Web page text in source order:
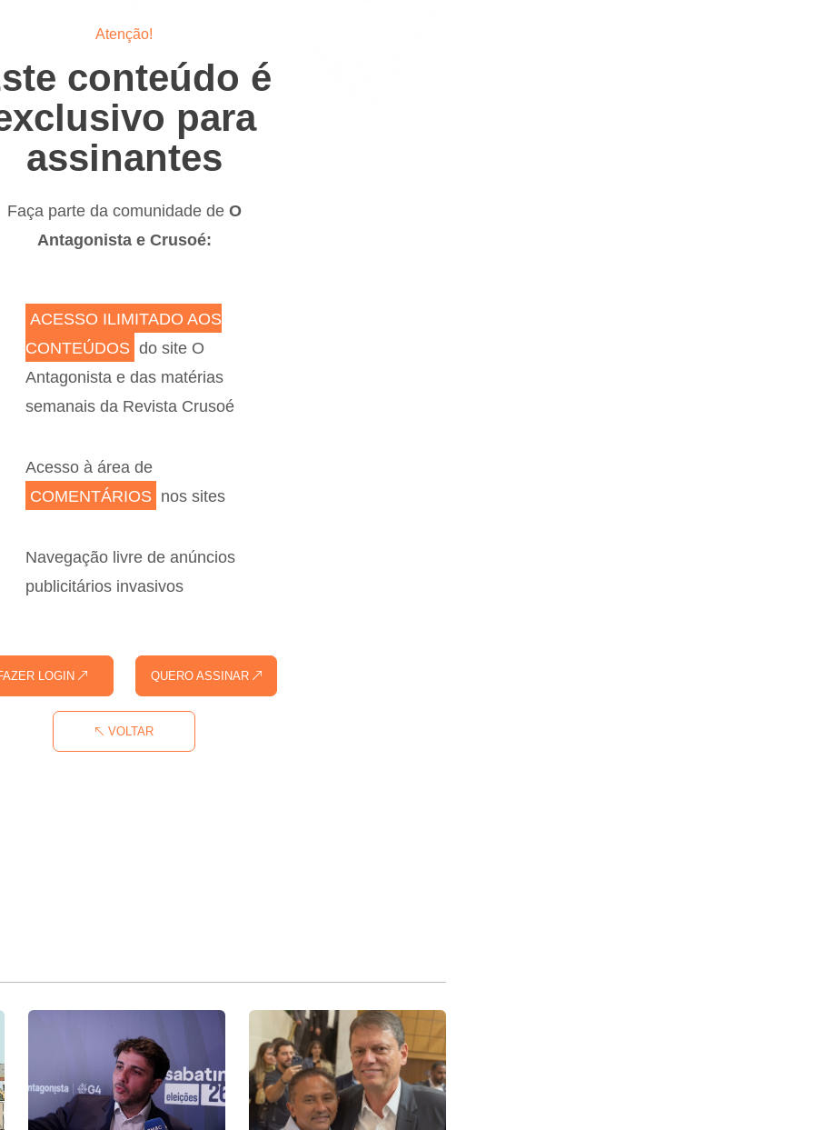
Atenção!
conteúdo é
para
assinantes
Faça parte da comunidade de O
Antagonista e Crusoé:
ACESSO ILIMITADO AOS
CONTEÚDOS do site O
Antagonista e das matérias
semanais da Revista Crusoé
Acesso à área de
COMENTÁRIOS nos sites
Navegação livre de anúncios
publicitários invasivos
LOGIN QUERO ASSINAR
VOLTAR